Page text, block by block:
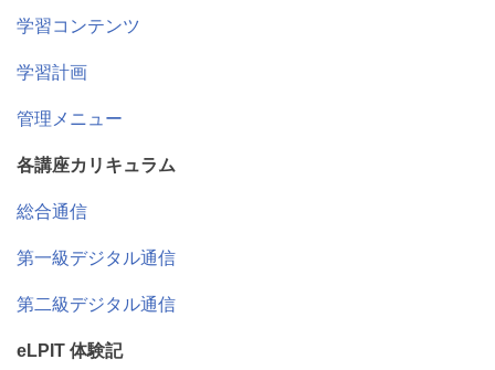
学習コンテンツ
学習計画
管理メニュー
各講座カリキュラム
総合通信
第一級デジタル通信
第二級デジタル通信
eLPIT 体験記